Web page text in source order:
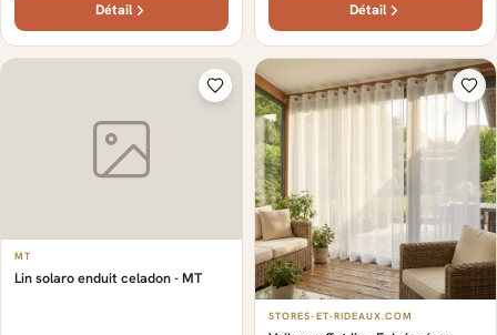
Détail Détail
MT
Lin solaro enduit celadon - MT
STORES-ET-RIDEAUX.COM